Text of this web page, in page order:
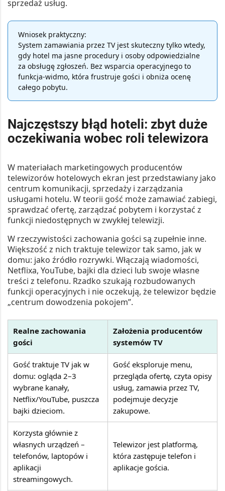
sprzedaż usług.
Wniosek praktyczny:
System zamawiania przez TV jest skuteczny tylko wtedy,
gdy hotel ma jasne procedury i osoby odpowiedzialne
za obsługę zgłoszeń. Bez wsparcia operacyjnego to
funkcja-widmo, która frustruje gości i obniża ocenę
całego pobytu.
Najczęstszy błąd hoteli: zbyt duże
oczekiwania wobec roli telewizora
W materiałach marketingowych producentów
telewizorów hotelowych ekran jest przedstawiany jako
centrum komunikacji, sprzedaży i zarządzania
usługami hotelu. W teorii gość może zamawiać zabiegi,
sprawdzać ofertę, zarządzać pobytem i korzystać z
funkcji niedostępnych w zwykłej telewizji.
W rzeczywistości zachowania gości są zupełnie inne.
Większość z nich traktuje telewizor tak samo, jak w
domu: jako źródło rozrywki. Włączają wiadomości,
Netflixa, YouTube, bajki dla dzieci lub swoje własne
treści z telefonu. Rzadko szukają rozbudowanych
funkcji operacyjnych i nie oczekują, że telewizor będzie
„centrum dowodzenia pokojem”.
Realne zachowania
gości
Założenia producentów
systemów TV
Gość traktuje TV jak w
domu: ogląda 2–3
wybrane kanały,
Netflix/YouTube, puszcza
bajki dzieciom.
Gość eksploruje menu,
przegląda ofertę, czyta opisy
usług, zamawia przez TV,
podejmuje decyzje
zakupowe.
Korzysta głównie z
własnych urządzeń –
telefonów, laptopów i
aplikacji
streamingowych.
Telewizor jest platformą,
która zastępuje telefon i
aplikacje gościa.